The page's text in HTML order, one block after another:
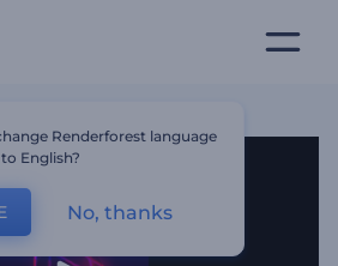
Renderforest language
to English?
No, thanks